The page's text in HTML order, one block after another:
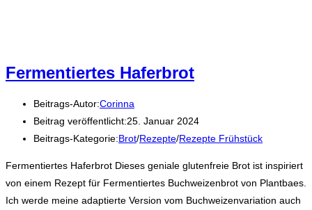
Fermentiertes Haferbrot
Beitrags-Autor:Corinna
Beitrag veröffentlicht:25. Januar 2024
Beitrags-Kategorie:Brot/Rezepte/Rezepte Frühstück
Fermentiertes Haferbrot Dieses geniale glutenfreie Brot ist inspiriert
von einem Rezept für Fermentiertes Buchweizenbrot von Plantbaes.
Ich werde meine adaptierte Version vom Buchweizenvariation auch